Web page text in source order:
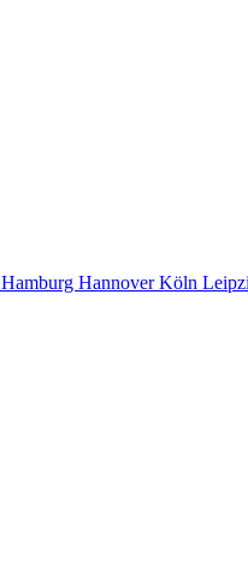
Hamburg HannoverKöln